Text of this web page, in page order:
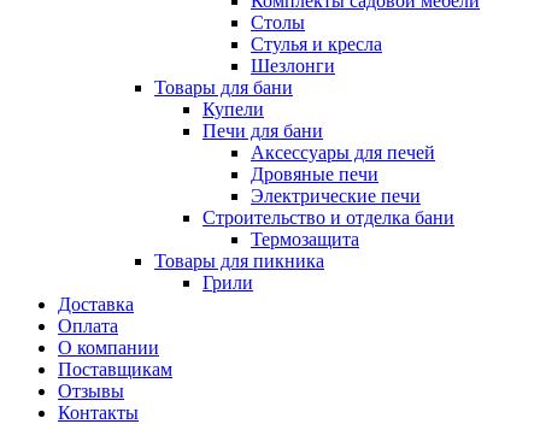
Столы
Стулья и кресла
Шезлонги
Товары для бани
Купели
Печи для бани
Аксессуары для печей
Дровяные печи
Электрические печи
Строительство и отделка бани
Термозащита
Товары для пикника
Грили
Доставка
Оплата
О компании
Поставщикам
Отзывы
Контакты